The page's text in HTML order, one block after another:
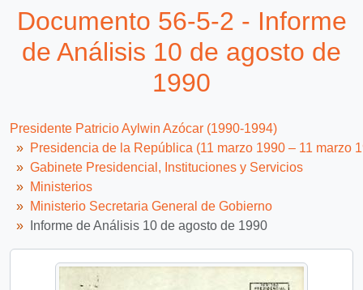
56-6-2 - Actividades de Pinochet : 11 de marzo-11 de septiembre de 1990
258 más...
Documento 56-5-2 - Informe
de Análisis 10 de agosto de
1990
Presidente Patricio Aylwin Azócar (1990-1994)
Presidencia de la República (11 marzo 1990 – 11 marzo
Gabinete Presidencial, Instituciones y Servicios
Ministerios
Ministerio Secretaria General de Gobierno
Informe de Análisis 10 de agosto de 1990